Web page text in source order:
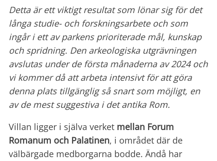
Detta är ett viktigt resultat som lönar sig för det
långa studie- och forskningsarbete och som
ingår i ett av parkens prioriterade mål, kunskap
och spridning. Den arkeologiska utgrävningen
avslutas under de första månaderna av 2024 och
vi kommer då att arbeta intensivt för att göra
denna plats tillgänglig så snart som möjligt, en
av de mest suggestiva i det antika Rom.
Villan ligger i själva verket mellan Forum
Romanum och Palatinen, i området där de
välbärgade medborgarna bodde. Ändå har